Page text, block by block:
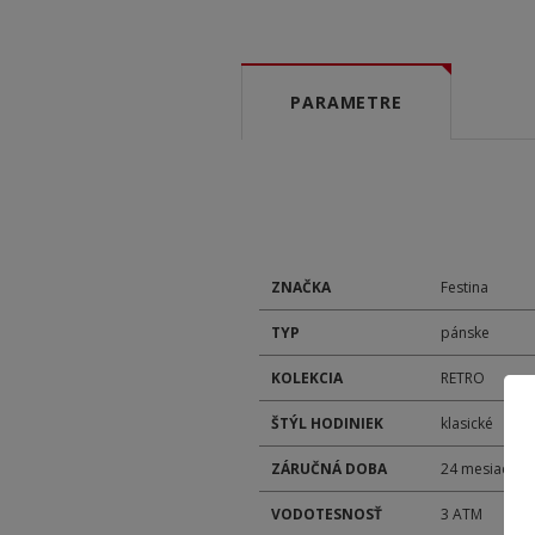
PARAMETRE
ZNAČKA Festina
TYP pánske
KOLEKCIA RETRO
ŠTÝL HODINIEK klasické
ZÁRUČNÁ DOBA 24 mesiacov
VODOTESNOSŤ 3 ATM